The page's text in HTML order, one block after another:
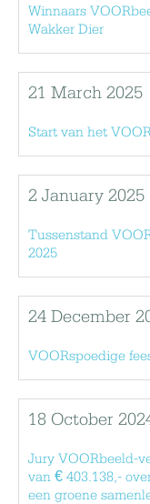
Winnaars
Wakker Dier
21 March 2025
Start van het
2 January 2025
Tussenstand
2025
24 December
VOORspoedige
18 October
Jury VOORbeeld-
van € 403.138,-
een groene